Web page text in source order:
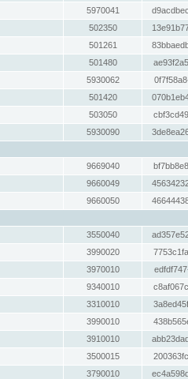
5970041
502350
501261
501480
5930062
501420
503050
5930090
9669040
9660049
9660050
3550040
3990020
3970010
9340010
3310010
3990010
3910010
3500015
3790010